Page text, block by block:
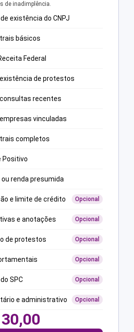
de inadimplência.
existência do CNPJ
básicos
Federal
de protestos
recentes
vinculadas
completos
Positivo
renda presumida
e limite de crédito Opcional
e anotações Opcional
de protestos Opcional
Opcional
SPC Opcional
e administrativo Opcional
30,00